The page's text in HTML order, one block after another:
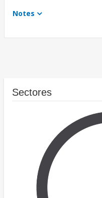
Notes
Sectores